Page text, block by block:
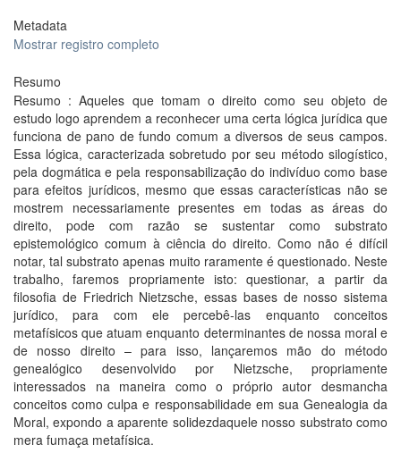
Metadata
Mostrar registro completo
Resumo
Resumo : Aqueles que tomam o direito como seu objeto de
estudo logo aprendem a reconhecer uma certa lógica jurídica que
funciona de pano de fundo comum a diversos de seus campos.
Essa lógica, caracterizada sobretudo por seu método silogístico,
pela dogmática e pela responsabilização do indivíduo como base
para efeitos jurídicos, mesmo que essas características não se
mostrem necessariamente presentes em todas as áreas do
direito, pode com razão se sustentar como substrato
epistemológico comum à ciência do direito. Como não é difícil
notar, tal substrato apenas muito raramente é questionado. Neste
trabalho, faremos propriamente isto: questionar, a partir da
filosofia de Friedrich Nietzsche, essas bases de nosso sistema
jurídico, para com ele percebê-las enquanto conceitos
metafísicos que atuam enquanto determinantes de nossa moral e
de nosso direito – para isso, lançaremos mão do método
genealógico desenvolvido por Nietzsche, propriamente
interessados na maneira como o próprio autor desmancha
conceitos como culpa e responsabilidade em sua Genealogia da
Moral, expondo a aparente solidezdaquele nosso substrato como
mera fumaça metafísica.